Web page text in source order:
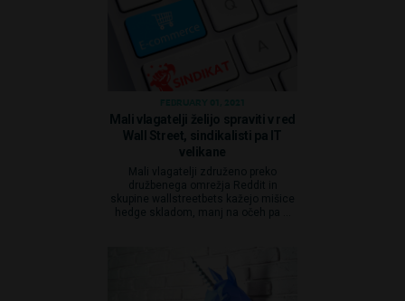
Mali vlagatelji želijo spraviti v red
Wall Street, sindikalisti pa IT
velikane
Mali vlagatelji združeno preko
družbenega omrežja Reddit in
skupine wallstreetbets kažejo mišice
hedge skladom, manj na očeh pa ...